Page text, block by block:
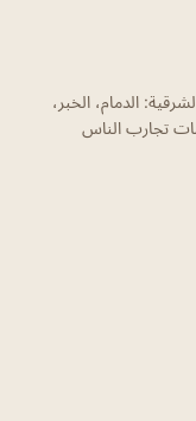
الدمام، الخبر،
تجارب الناس